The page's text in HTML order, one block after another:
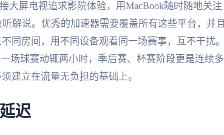
大屏电视追求影院体验，用MacBook随时随地关注
解说。优秀的加速器需要覆盖所有这些平台，并且
同房间，用不同设备观看同一场赛事，互不干扰。
场球赛动辄两小时，季后赛、杯赛阶段更是连续多
建立在流量无负担的基础上。
迟